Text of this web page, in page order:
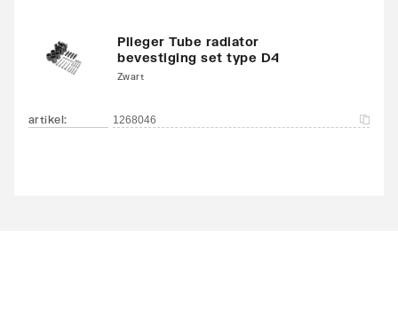
Plieger Tube radiator
bevestiging set type D4
Zwart
artikel: 1268046